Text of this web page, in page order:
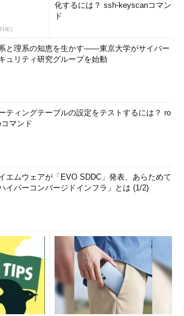
化するには？ ssh-keyscanコマン
ド
と理系の知恵を生かす――東京大学がサイバー
ュリティ研究グループを始動
ティングテーブルの設定をテストするには？ ro
マンド
エムウェアが「EVO SDDC」発表、あらためて
ハイパーコンバージドインフラ」とは (1/2)